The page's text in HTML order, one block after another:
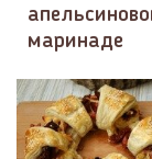
маринаде